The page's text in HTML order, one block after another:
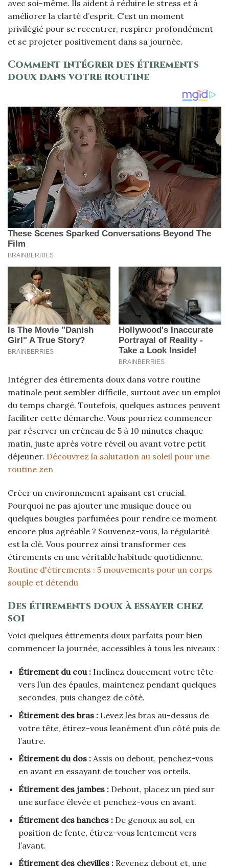
avec soi-même. Ils aident à réduire le stress et à
améliorer la clarté d’esprit. C’est un moment
privilégié pour se recentrer, respirer profondément
et se projeter positivement dans sa journée.
Comment intégrer des étirements
doux dans votre routine
Intégrer des étirements doux dans votre routine
matinale peut sembler difficile, surtout avec un emploi
du temps chargé. Toutefois, quelques astuces peuvent
faciliter cette démarche. Vous pourriez commencer
par réserver un créneau de 5 à 10 minutes chaque
matin, juste après votre réveil ou avant votre petit
déjeuner. Découvrez la salutation au soleil pour une
routine zen
Créer un environnement apaisant est crucial.
Pourquoi ne pas ajouter une musique douce ou
quelques bougies parfumées pour rendre ce moment
encore plus agréable ? Souvenez-vous, la régularité
est la clé. Vous pourrez ainsi transformer ces
étirements en une véritable habitude quotidienne.
Routine d'étirements : 5 mouvements pour un corps
souple et détendu
Des étirements doux à essayer chez
soi
Voici quelques étirements doux parfaits pour bien
commencer la journée, accessibles à tous les niveaux :
Étirement du cou :Inclinez doucement votre tête
vers l’un des épaules, maintenez pendant quelques
secondes, puis changez de côté.
Étirement des bras :Levez les bras au-dessus de
votre tête, étirez-vous leanément d’un côté puis de
l’autre.
Étirement du dos :Assis ou debout, penchez-vous
en avant en essayant de toucher vos orteils.
Étirement des jambes :Debout, placez un pied sur
une surface élevée et penchez-vous en avant.
Étirement des hanches :De genoux au sol, en
position de fente, étirez-vous lentement vers
l’avant.
Étirement des chevilles :Revenez debout et, une